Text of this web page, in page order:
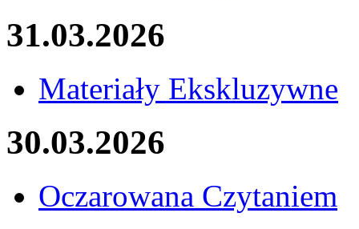
31.03.2026
Materiały Ekskluzywne
30.03.2026
Oczarowana Czytaniem